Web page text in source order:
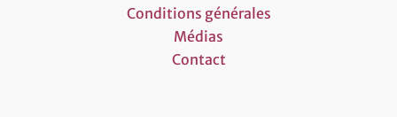
Conditions générales
Médias
Contact